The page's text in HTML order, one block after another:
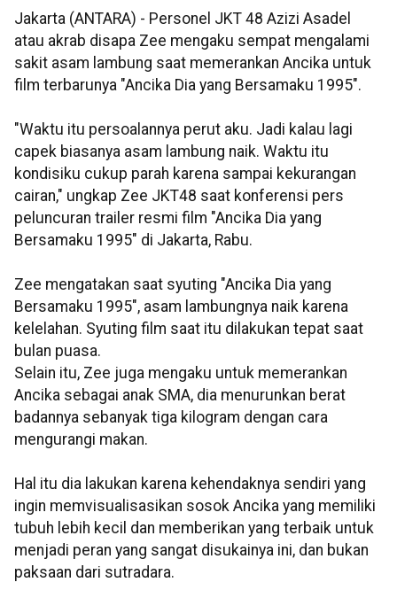
Jakarta (ANTARA) - Personel JKT 48 Azizi Asadel
atau akrab disapa Zee mengaku sempat mengalami
sakit asam lambung saat memerankan Ancika untuk
film terbarunya "Ancika Dia yang Bersamaku 1995".
"Waktu itu persoalannya perut aku. Jadi kalau lagi
capek biasanya asam lambung naik. Waktu itu
kondisiku cukup parah karena sampai kekurangan
cairan," ungkap Zee JKT48 saat konferensi pers
peluncuran trailer resmi film "Ancika Dia yang
Bersamaku 1995" di Jakarta, Rabu.
Zee mengatakan saat syuting "Ancika Dia yang
Bersamaku 1995", asam lambungnya naik karena
kelelahan. Syuting film saat itu dilakukan tepat saat
bulan puasa.
Selain itu, Zee juga mengaku untuk memerankan
Ancika sebagai anak SMA, dia menurunkan berat
badannya sebanyak tiga kilogram dengan cara
mengurangi makan.
Hal itu dia lakukan karena kehendaknya sendiri yang
ingin memvisualisasikan sosok Ancika yang memiliki
tubuh lebih kecil dan memberikan yang terbaik untuk
menjadi peran yang sangat disukainya ini, dan bukan
paksaan dari sutradara.